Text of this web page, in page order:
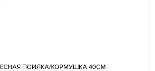
ПОИЛКА/КОРМУШКА 40СМ